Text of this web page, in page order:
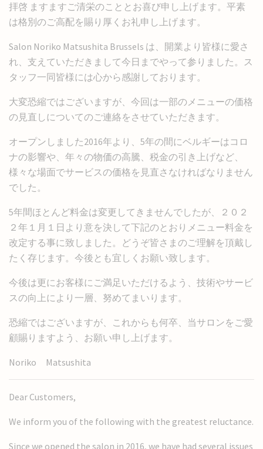
拝啓 ますますご清栄のこととお喜び申し上げます。平素
は格別のご高配を賜り厚くお礼申し上げます。
Salon Noriko Matsushita Brussels は、開業より皆様に愛さ
れ、支えていただきまして今日までやって参りました。ス
タッフ一同皆様には心から感謝しております。
大変恐縮ではございますが、今回は一部のメニューの価格
の見直しについてのご連絡をさせていただきます。
オープンしました2016年より、5年の間にベルギーはコロ
ナの影響や、年々の物価の高騰、税金の引き上げなど、
様々な場面でサービスの価格を見直さなければなりません
でした。
5年間ほとんど料金は変更してきませんでしたが、２０２
２年１月１日より意を決して下記のとおりメニュー料金を
改定する事に致しました。どうぞ皆さまのご理解を頂戴し
たく存じます。今後とも宜しくお願い致します。
今後は更にお客様にご満足いただけるよう、技術やサービ
スの向上により一層、努めてまいります。
恐縮ではございますが、これからも何卒、当サロンをご愛
顧賜りますよう、お願い申し上げます。
Noriko Matsushita
Dear Customers,
We inform you of the following with the greatest reluctance.
Since we opened the salon in 2016, we have had several issues